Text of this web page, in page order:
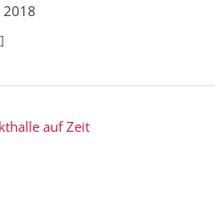
2018
auf Zeit